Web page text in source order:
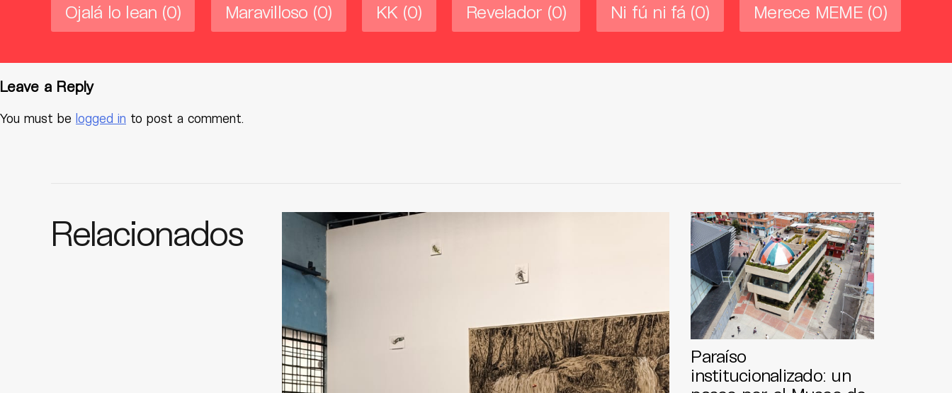
Ojalá lo lean (0) Maravilloso (0) KK (0) Revelador (0) Ni fú ni fá (0) Merece MEME (0)
Leave a Reply
You must be logged in to post a comment.
Relacionados
Paraíso
institucionalizado: un